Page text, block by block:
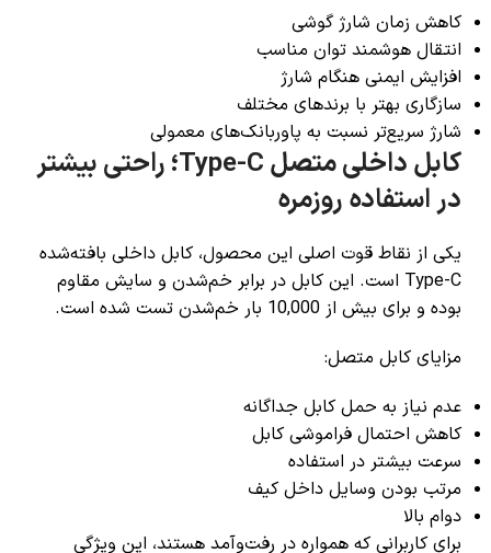
کاهش زمان شارژ گوشی
انتقال هوشمند توان مناسب
افزایش ایمنی هنگام شارژ
سازگاری بهتر با برندهای مختلف
شارژ سریع‌تر نسبت به پاوربانک‌های معمولی
کابل داخلی متصل Type-C؛ راحتی بیشتر
در استفاده روزمره
یکی از نقاط قوت اصلی این محصول، کابل داخلی بافته‌شده
Type-C است. این کابل در برابر خم‌شدن و سایش مقاوم
بوده و برای بیش از 10,000 بار خم‌شدن تست شده است.
مزایای کابل متصل:
عدم نیاز به حمل کابل جداگانه
کاهش احتمال فراموشی کابل
سرعت بیشتر در استفاده
مرتب بودن وسایل داخل کیف
دوام بالا
برای کاربرانی که همواره در رفت‌وآمد هستند، این ویژگی